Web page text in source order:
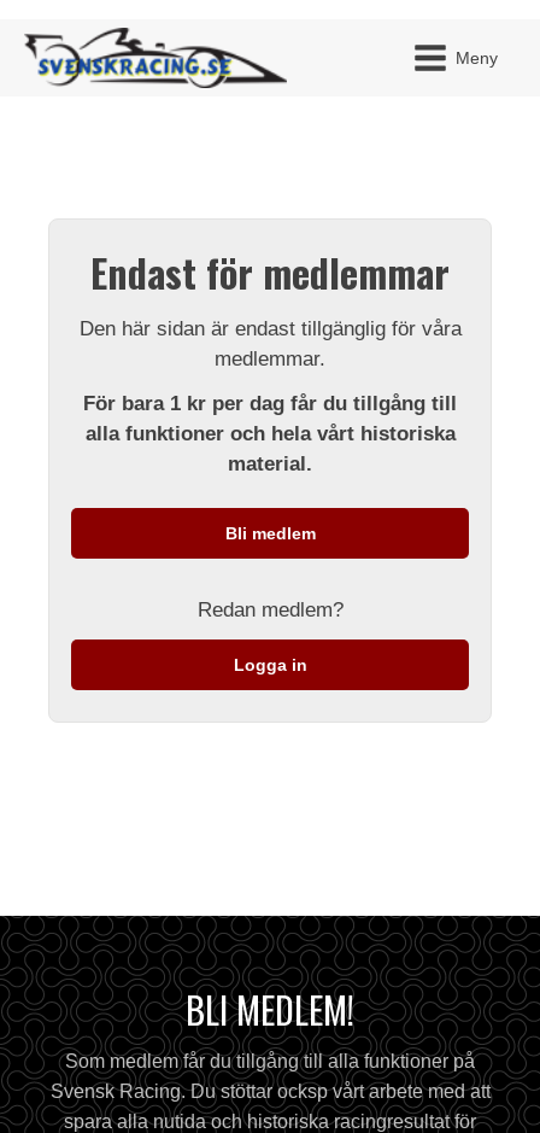
Meny
Endast för medlemmar
Den här sidan är endast tillgänglig för våra
medlemmar.
För bara 1 kr per dag får du tillgång till
alla funktioner och hela vårt historiska
material.
Bli medlem
Redan medlem?
Logga in
BLI MEDLEM!
Som medlem får du tillgång till alla funktioner på
Svensk Racing. Du stöttar ocksp vårt arbete med att
spara alla nutida och historiska racingresultat för